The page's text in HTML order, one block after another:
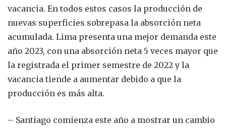
vacancia. En todos estos casos la producción de
nuevas superficies sobrepasa la absorción neta
acumulada. Lima presenta una mejor demanda este
año 2023, con una absorción neta 5 veces mayor que
la registrada el primer semestre de 2022 y la
vacancia tiende a aumentar debido a que la
producción es más alta.
– Santiago comienza este año a mostrar un cambio